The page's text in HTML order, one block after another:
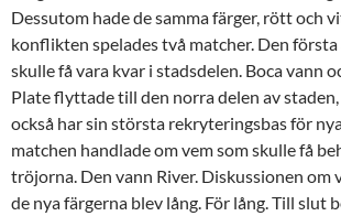
Dessutom hade de samma färger, rött och
konflikten spelades två matcher. Den
skulle få vara kvar i stadsdelen. Boca vann
Plate flyttade till den norra delen av
också har sin största rekryteringsbas för
matchen handlade om vem som skulle få
tröjorna. Den vann River. Diskussionen om
de nya färgerna blev lång. För lång. Till slut